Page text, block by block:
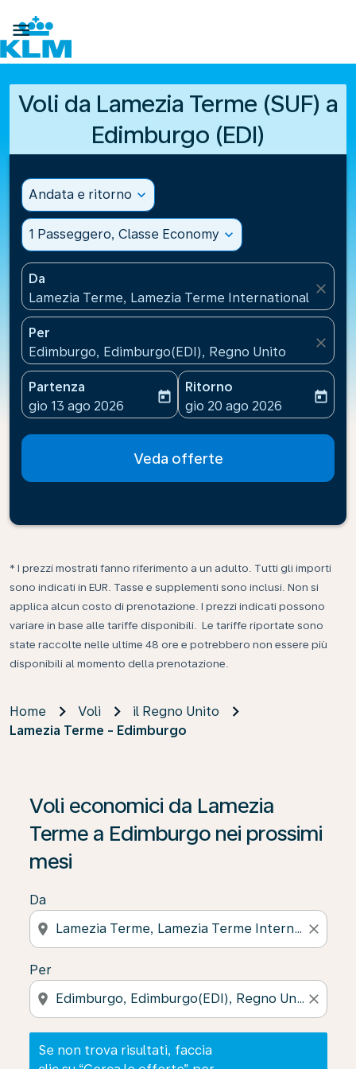

Voli da Lamezia Terme (SUF) a
Edimburgo (EDI)
Andata e ritorno expand_more
1 Passeggero, Classe Economy expand_more
Da
Lamezia Terme, Lamezia Terme International
close
Per
Edimburgo, Edimburgo(EDI), Regno Unito
close
Partenza
fc-booking-departure-date-aria-label
gio 13 ago 2026
today
Ritorno
fc-booking-return-date-
gio 20 ago 2026
today
Veda offerte
* I prezzi mostrati fanno riferimento a un adulto. Tutti gli importi
sono indicati in EUR. Tasse e supplementi sono inclusi. Non si
applica alcun costo di prenotazione. I prezzi indicati possono
variare in base alle tariffe disponibili. Le tariffe riportate sono
state raccolte nelle ultime 48 ore e potrebbero non essere più
disponibili al momento della prenotazione.
Home Voli
il Regno Unito
Lamezia Terme - Edimburgo
Voli economici da Lamezia
Terme a Edimburgo nei prossimi
mesi
Da
location_on close
Per
location_on close
Se non trova risultati, faccia
Se non trova risultati, faccia clic su “Cerca le offerte”